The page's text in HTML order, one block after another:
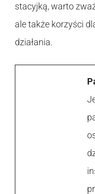
stacyjką, warto
ale także korzyści
działania.